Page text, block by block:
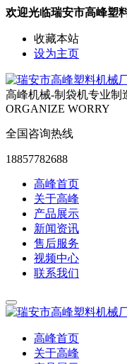
欢迎光临瑞安市高峰塑
收藏本站
设为主页
高峰机械-制袋机专业制
ORGANIZE WORRY
全国咨询热线
18857782688
高峰首页
关于高峰
产品展示
新闻资讯
售后服务
视频中心
联系我们
高峰首页
关于高峰